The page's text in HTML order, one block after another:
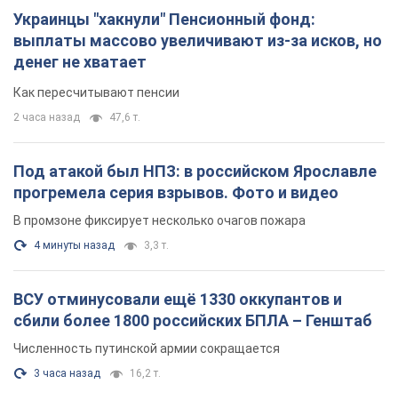
Украинцы "хакнули" Пенсионный фонд:
выплаты массово увеличивают из-за исков, но
денег не хватает
Как пересчитывают пенсии
2 часа назад 47,6 т.
Под атакой был НПЗ: в российском Ярославле
прогремела серия взрывов. Фото и видео
В промзоне фиксирует несколько очагов пожара
4 минуты назад 3,3 т.
ВСУ отминусовали ещё 1330 оккупантов и
сбили более 1800 российских БПЛА – Генштаб
Численность путинской армии сокращается
3 часа назад 16,2 т.